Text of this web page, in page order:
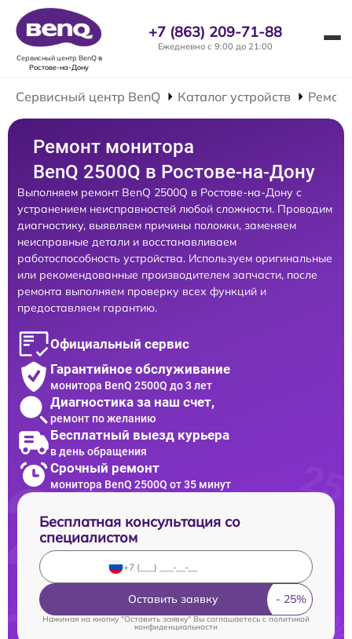
Сервисный центр BenQв
Ростове-на-Дону
+7 (863) 209-71-88
Ежедневно с 9:00 до 21:00
Сервисный центр BenQ Каталог устройств
Ремонт монитора
BenQ 2500Q в Ростове-на-Дону
Выполняем ремонт BenQ 2500Q в Ростове-на-Дону с
устранением неисправностей любой сложности. Проводим
диагностику, выявляем причины поломки, заменяем
неисправные детали и восстанавливаем
работоспособность устройства. Используем оригинальные
или рекомендованные производителем запчасти, после
ремонта выполняем проверку всех функций и
предоставляем гарантию.
Официальный сервис
Гарантийное обслуживание
монитора BenQ 2500Q до 3 лет
Диагностика за наш счет,
ремонт по желанию
Бесплатный выезд курьера
в день обращения
Срочный ремонт
монитора BenQ 2500Q от 35 минут
Бесплатная консультация со
специалистом
Оставить заявку
Нажимая на кнопку "Оставить заявку" Вы соглашаетесь cполитикой
конфиденциальности